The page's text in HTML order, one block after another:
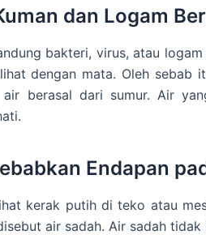
dan Logam
bakteri, virus, atau
dengan mata. Oleh sebab
berasal dari sumur. Air
Endapan
kerak putih di teko atau
air sadah. Air sadah